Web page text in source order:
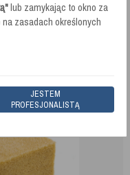
lub zamykając to okno za
zasadach określonych
JESTEM
PROFESJONALISTĄ